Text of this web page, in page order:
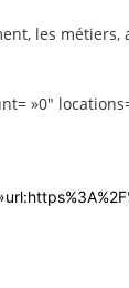
les
»0″